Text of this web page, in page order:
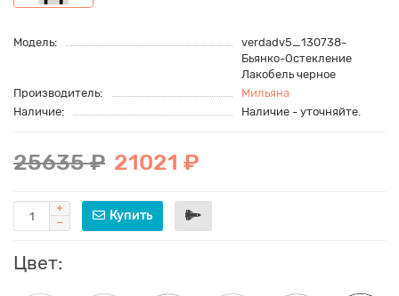
Модель:
verdadv5_130738-
Бьянко-Остекление
Лакобель черное
Производитель:
Мильяна
Наличие:
Наличие - уточняйте.
25635 ₽ 21021 ₽
Купить
Цвет: